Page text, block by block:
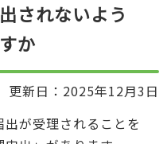
されないよう
か
更新日：2025年12月3日
が受理されることを